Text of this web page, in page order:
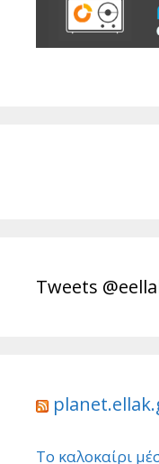
Tweets
Το καλοκαίρι